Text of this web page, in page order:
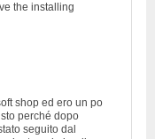
the installing
shop ed ero un po
perché dopo
seguito dal